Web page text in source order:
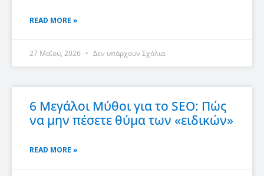
READ MORE »
27 Μαΐου, 2026 Δεν υπάρχουν Σχόλια
6 Μεγάλοι Μύθοι για το SEO: Πώς
να μην πέσετε θύμα των «ειδικών»
READ MORE »